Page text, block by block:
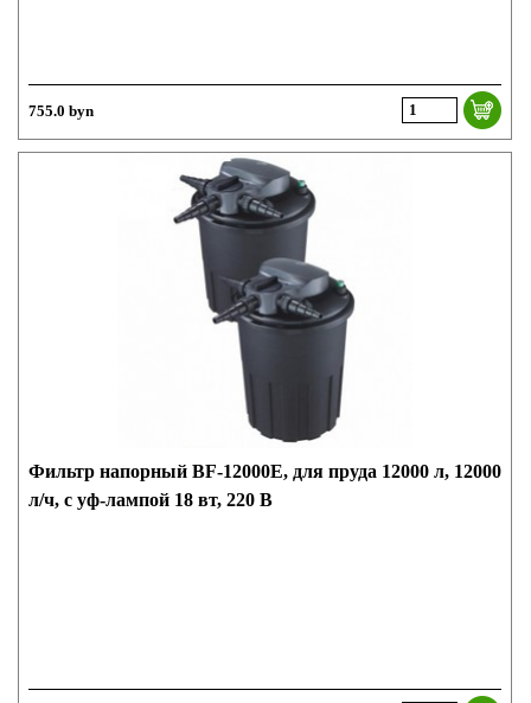
755.0 byn
Фильтр напорный BF-12000E, для пруда 12000 л, 12000
л/ч, с уф-лампой 18 вт, 220 В